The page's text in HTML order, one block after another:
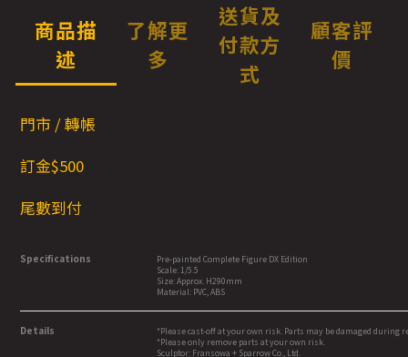
商品描
述
了解更
多
送貨及
付款方
式
顧客評
價
門市 / 轉帳
訂金$500
尾數到付
Specifications
Pre-painted Complete Figure DX Edition
Scale: 1/5.5
Size: Approx. H290mm
Material: PVC, ABS
Details
*Please cast-off at your own risk. Parts may be damaged during
*Please only remove parts at your own risk.
Sculptor: Fransowa + Sparrow Co., Ltd.